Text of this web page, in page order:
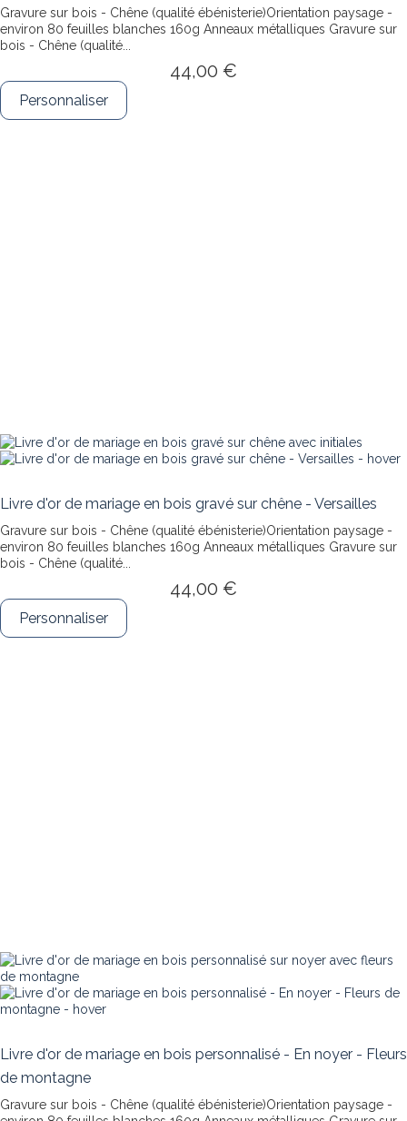
Gravure sur bois - Chêne (qualité ébénisterie)Orientation paysage -
environ 80 feuilles blanches 160g Anneaux métalliques Gravure sur
bois - Chêne (qualité...
44,00 €
Personnaliser
Livre d'or de mariage en bois gravé sur chêne - Versailles
Gravure sur bois - Chêne (qualité ébénisterie)Orientation paysage -
environ 80 feuilles blanches 160g Anneaux métalliques Gravure sur
bois - Chêne (qualité...
44,00 €
Personnaliser
Livre d'or de mariage en bois personnalisé - En noyer - Fleurs
de montagne
Gravure sur bois - Chêne (qualité ébénisterie)Orientation paysage -